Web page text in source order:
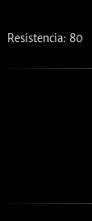
Resistencia: 80